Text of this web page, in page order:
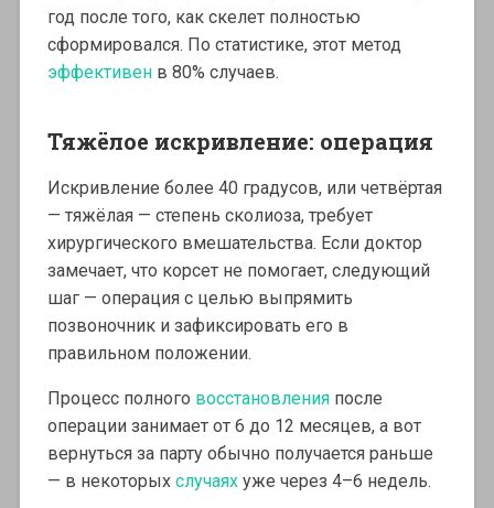
год после того, как скелет полностью
сформировался. По статистике, этот метод
эффективен в 80% случаев.
Тяжёлое искривление: операция
Искривление более 40 градусов, или четвёртая
— тяжёлая — степень сколиоза, требует
хирургического вмешательства. Если доктор
замечает, что корсет не помогает, следующий
шаг — операция с целью выпрямить
позвоночник и зафиксировать его в
правильном положении.
Процесс полного восстановления после
операции занимает от 6 до 12 месяцев, а вот
вернуться за парту обычно получается раньше
— в некоторых случаях уже через 4–6 недель.